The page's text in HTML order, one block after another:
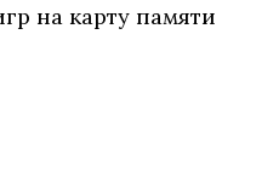
на карту памяти